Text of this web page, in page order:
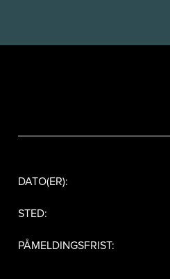
DATO(ER):
STED:
PÅMELDINGSFRIST: